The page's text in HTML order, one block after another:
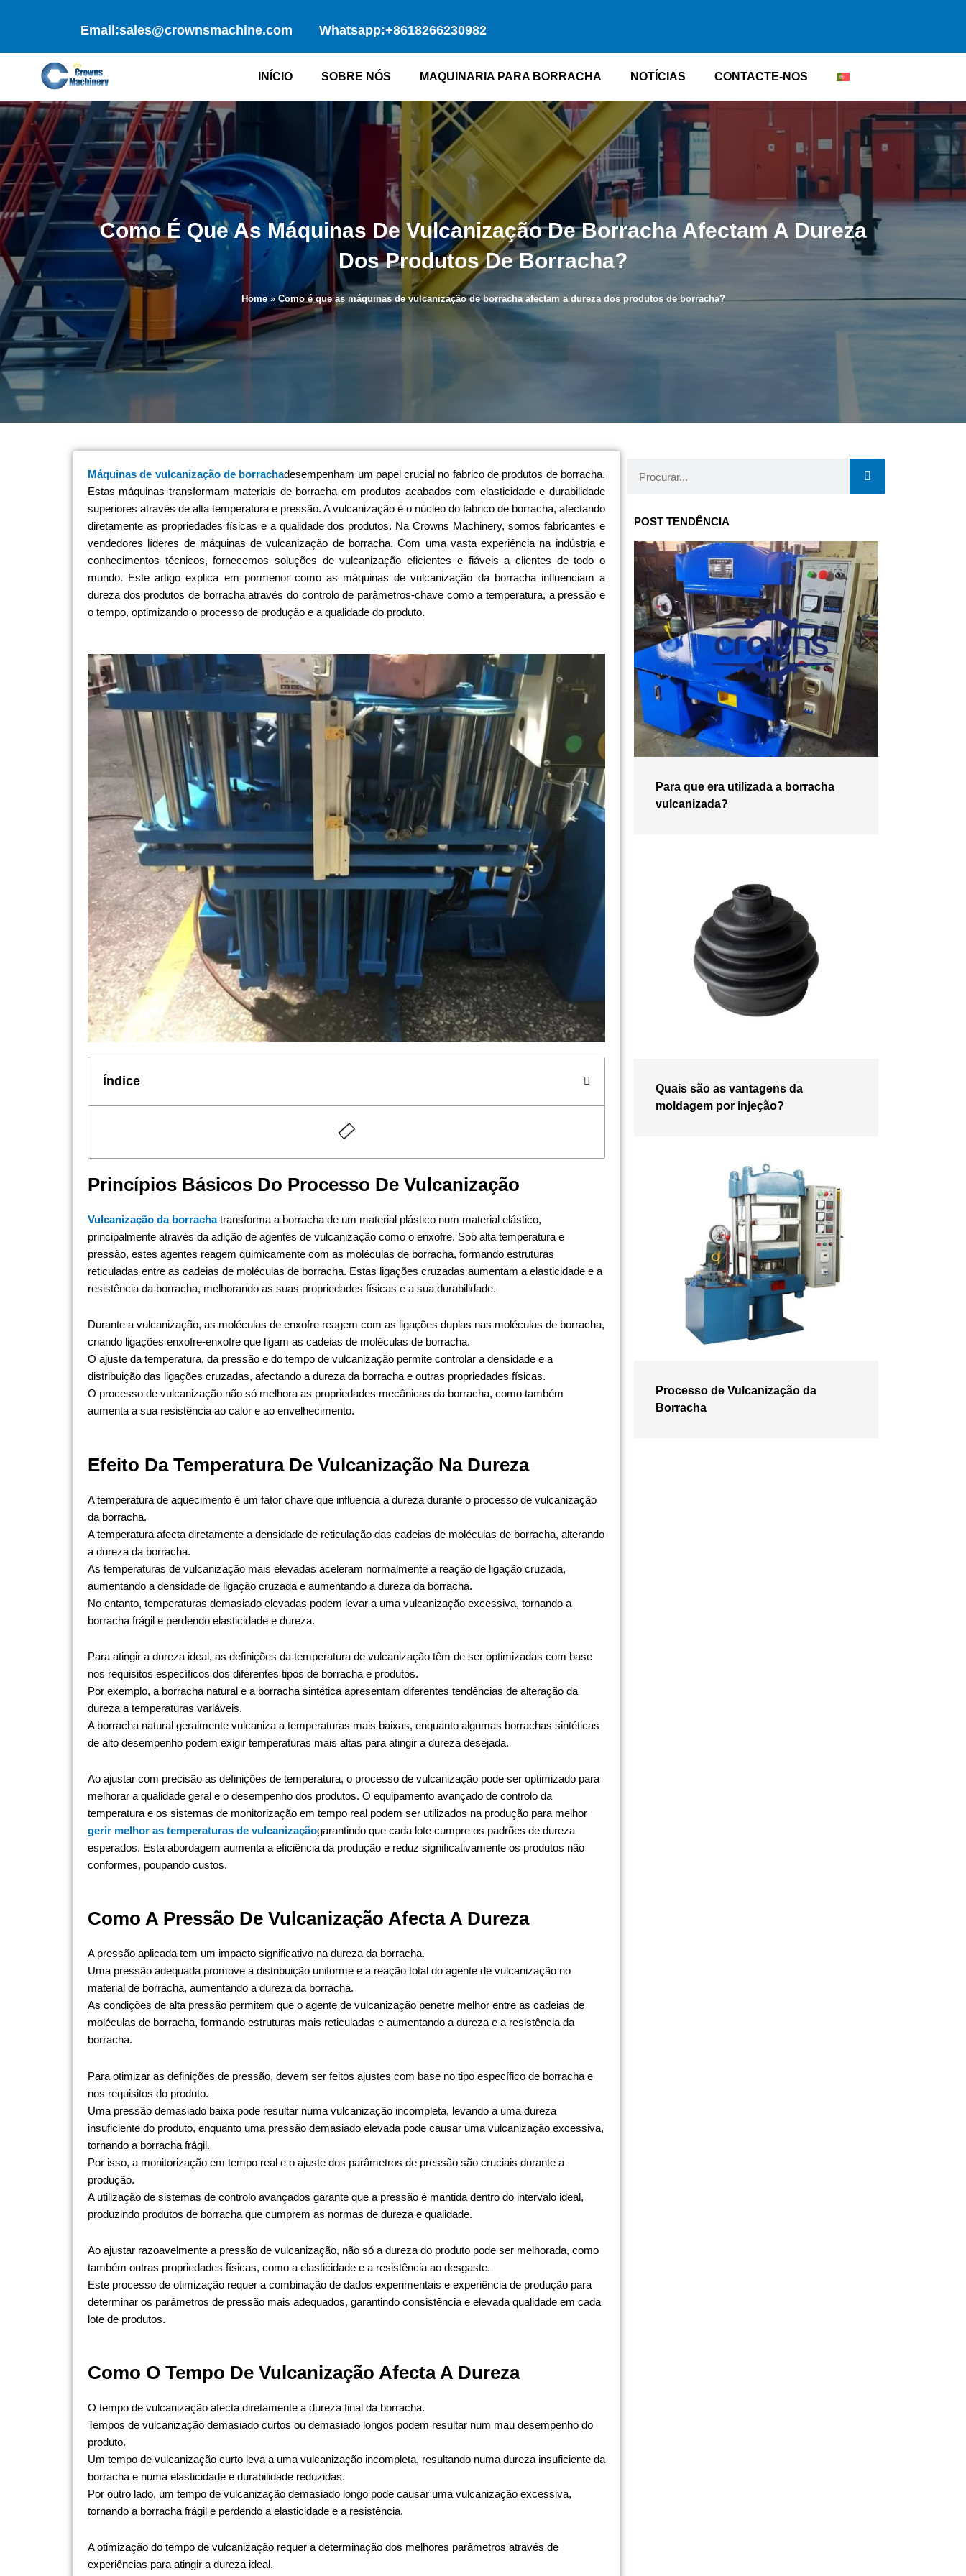
Email:sales@crownsmachine.com Whatsapp:+8618266230982
INÍCIO SOBRE NÓS MAQUINARIA PARA BORRACHA NOTÍCIAS CONTACTE-NOS
Como É Que As Máquinas De Vulcanização De Borracha Afectam A Dureza
Dos Produtos De Borracha?
Home»Como é que as máquinas de vulcanização de borracha afectam a dureza dos produtos de borracha?
Máquinas de vulcanização de borrachadesempenham um papel crucial no fabrico de produtos de borracha.
Estas máquinas transformam materiais de borracha em produtos acabados com elasticidade e durabilidade
superiores através de alta temperatura e pressão. A vulcanização é o núcleo do fabrico de borracha, afectando
diretamente as propriedades físicas e a qualidade dos produtos. Na Crowns Machinery, somos fabricantes e
vendedores líderes de máquinas de vulcanização de borracha. Com uma vasta experiência na indústria e
conhecimentos técnicos, fornecemos soluções de vulcanização eficientes e fiáveis a clientes de todo o
mundo. Este artigo explica em pormenor como as máquinas de vulcanização da borracha influenciam a
dureza dos produtos de borracha através do controlo de parâmetros-chave como a temperatura, a pressão e
o tempo, optimizando o processo de produção e a qualidade do produto.
Índice
Princípios Básicos Do Processo De Vulcanização
Vulcanização da borrachatransforma a borracha de um material plástico num material elástico,
principalmente através da adição de agentes de vulcanização como o enxofre. Sob alta temperatura e
pressão, estes agentes reagem quimicamente com as moléculas de borracha, formando estruturas
reticuladas entre as cadeias de moléculas de borracha. Estas ligações cruzadas aumentam a elasticidade e a
resistência da borracha, melhorando as suas propriedades físicas e a sua durabilidade.
Durante a vulcanização, as moléculas de enxofre reagem com as ligações duplas nas moléculas de borracha,
criando ligações enxofre-enxofre que ligam as cadeias de moléculas de borracha.
O ajuste da temperatura, da pressão e do tempo de vulcanização permite controlar a densidade e a
distribuição das ligações cruzadas, afectando a dureza da borracha e outras propriedades físicas.
O processo de vulcanização não só melhora as propriedades mecânicas da borracha, como também
aumenta a sua resistência ao calor e ao envelhecimento.
Efeito Da Temperatura De Vulcanização Na Dureza
A temperatura de aquecimento é um fator chave que influencia a dureza durante o processo de vulcanização
da borracha.
A temperatura afecta diretamente a densidade de reticulação das cadeias de moléculas de borracha, alterando
a dureza da borracha.
As temperaturas de vulcanização mais elevadas aceleram normalmente a reação de ligação cruzada,
aumentando a densidade de ligação cruzada e aumentando a dureza da borracha.
No entanto, temperaturas demasiado elevadas podem levar a uma vulcanização excessiva, tornando a
borracha frágil e perdendo elasticidade e dureza.
Para atingir a dureza ideal, as definições da temperatura de vulcanização têm de ser optimizadas com base
nos requisitos específicos dos diferentes tipos de borracha e produtos.
Por exemplo, a borracha natural e a borracha sintética apresentam diferentes tendências de alteração da
dureza a temperaturas variáveis.
A borracha natural geralmente vulcaniza a temperaturas mais baixas, enquanto algumas borrachas sintéticas
de alto desempenho podem exigir temperaturas mais altas para atingir a dureza desejada.
Ao ajustar com precisão as definições de temperatura, o processo de vulcanização pode ser optimizado para
melhorar a qualidade geral e o desempenho dos produtos. O equipamento avançado de controlo da
temperatura e os sistemas de monitorização em tempo real podem ser utilizados na produção para melhor
gerir melhor as temperaturas de vulcanizaçãogarantindo que cada lote cumpre os padrões de dureza
esperados. Esta abordagem aumenta a eficiência da produção e reduz significativamente os produtos não
conformes, poupando custos.
Como A Pressão De Vulcanização Afecta A Dureza
A pressão aplicada tem um impacto significativo na dureza da borracha.
Uma pressão adequada promove a distribuição uniforme e a reação total do agente de vulcanização no
material de borracha, aumentando a dureza da borracha.
As condições de alta pressão permitem que o agente de vulcanização penetre melhor entre as cadeias de
moléculas de borracha, formando estruturas mais reticuladas e aumentando a dureza e a resistência da
borracha.
Para otimizar as definições de pressão, devem ser feitos ajustes com base no tipo específico de borracha e
nos requisitos do produto.
Uma pressão demasiado baixa pode resultar numa vulcanização incompleta, levando a uma dureza
insuficiente do produto, enquanto uma pressão demasiado elevada pode causar uma vulcanização excessiva,
tornando a borracha frágil.
Por isso, a monitorização em tempo real e o ajuste dos parâmetros de pressão são cruciais durante a
produção.
A utilização de sistemas de controlo avançados garante que a pressão é mantida dentro do intervalo ideal,
produzindo produtos de borracha que cumprem as normas de dureza e qualidade.
Ao ajustar razoavelmente a pressão de vulcanização, não só a dureza do produto pode ser melhorada, como
também outras propriedades físicas, como a elasticidade e a resistência ao desgaste.
Este processo de otimização requer a combinação de dados experimentais e experiência de produção para
determinar os parâmetros de pressão mais adequados, garantindo consistência e elevada qualidade em cada
lote de produtos.
Como O Tempo De Vulcanização Afecta A Dureza
O tempo de vulcanização afecta diretamente a dureza final da borracha.
Tempos de vulcanização demasiado curtos ou demasiado longos podem resultar num mau desempenho do
produto.
Um tempo de vulcanização curto leva a uma vulcanização incompleta, resultando numa dureza insuficiente da
borracha e numa elasticidade e durabilidade reduzidas.
Por outro lado, um tempo de vulcanização demasiado longo pode causar uma vulcanização excessiva,
tornando a borracha frágil e perdendo a elasticidade e a resistência.
A otimização do tempo de vulcanização requer a determinação dos melhores parâmetros através de
experiências para atingir a dureza ideal.
POST TENDÊNCIA
Para que era utilizada a borracha
vulcanizada?
Quais são as vantagens da
moldagem por injeção?
Processo de Vulcanização da
Borracha